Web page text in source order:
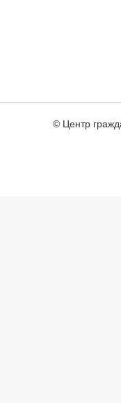
© Центр